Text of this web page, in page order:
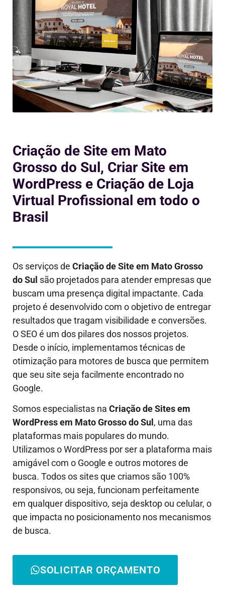
Criação de Site em Mato
Grosso do Sul, Criar Site em
WordPress e Criação de Loja
Virtual Profissional em todo o
Brasil
Os serviços de Criação de Site em Mato Grosso
do Sul são projetados para atender empresas que
buscam uma presença digital impactante. Cada
projeto é desenvolvido com o objetivo de entregar
resultados que tragam visibilidade e conversões.
O SEO é um dos pilares dos nossos projetos.
Desde o início, implementamos técnicas de
otimização para motores de busca que permitem
que seu site seja facilmente encontrado no
Google.
Somos especialistas na Criação de Sites em
WordPress em Mato Grosso do Sul , uma das
plataformas mais populares do mundo.
Utilizamos o WordPress por ser a plataforma mais
amigável com o Google e outros motores de
busca. Todos os sites que criamos são 100%
responsivos, ou seja, funcionam perfeitamente
em qualquer dispositivo, seja desktop ou celular, o
que impacta no posicionamento nos mecanismos
de busca.
SOLICITAR ORÇAMENTO